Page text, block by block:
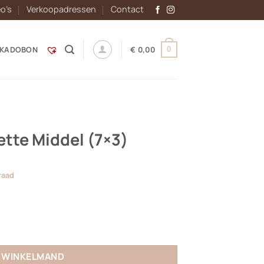
Verkoopadressen Contact
KADOBON € 0,00 0
Middel (7×3)